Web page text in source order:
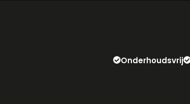
Onderhoudsvrij